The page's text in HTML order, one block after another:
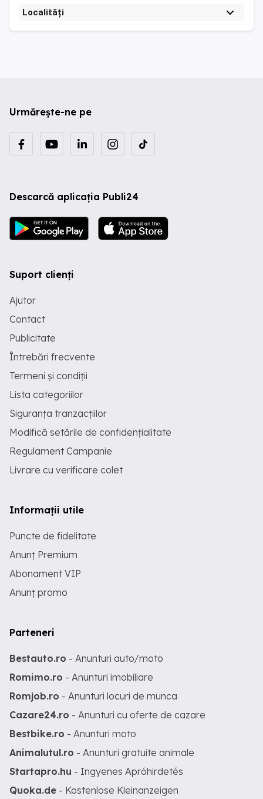
Localități
Urmărește-ne pe
Descarcă aplicația Publi24
Suport clienți
Ajutor
Contact
Publicitate
Întrebări frecvente
Termeni și condiții
Lista categoriilor
Siguranța tranzacțiilor
Modifică setările de confidențialitate
Regulament Campanie
Livrare cu verificare colet
Informații utile
Puncte de fidelitate
Anunț Premium
Abonament VIP
Anunț promo
Parteneri
Bestauto.ro - Anunturi auto/moto
Romimo.ro - Anunturi imobiliare
Romjob.ro - Anunturi locuri de munca
Cazare24.ro - Anunturi cu oferte de cazare
Bestbike.ro - Anunturi moto
Animalutul.ro - Anunturi gratuite animale
Startapro.hu - Ingyenes Apróhirdetés
Quoka.de - Kostenlose Kleinanzeigen